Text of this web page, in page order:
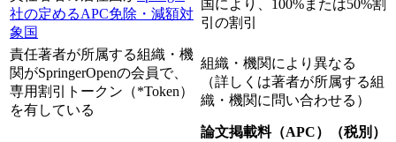
社の定めるAPC免除・減額対
象国
国により、100%または50%割
引の割引
責任著者が所属する組織・機
関がSpringerOpenの会員で、
専用割引トークン（*Token）
を有している
組織・機関により異なる
（詳しくは著者が所属する組
織・機関に問い合わせる）
論文掲載料（APC）（税別）